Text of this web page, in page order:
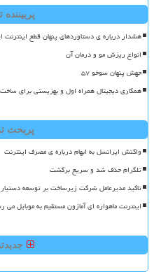
پربیننده
هشدار درباره ی دستاوردهای پنهان قطع
انواع ریزش مو و درمان آن
جهش پنهان سوخو ۵۷
همکاری دیجیتال همراه اول و بهزیستی برای ساخت
پربحث
واکنش ایرانسل به ابهام درباره ی مصرف اینترنت
تلگرام حذف شد و سریع برگشت
تاکید مدیرعامل شرکت زیرساخت بر توسعه
اینترنت ماهواره ای آمازون مستقیم به موبایل می